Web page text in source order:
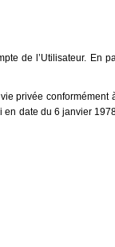
de l’Utilisateur. En
privée
date du 6 janvier